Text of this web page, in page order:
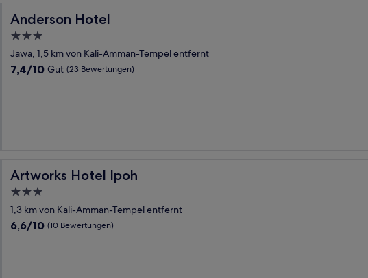
Anderson Hotel
Anderson Hotel
3.0-
Sterne-
Unterkunft
Jawa, 1,5 km von Kali-Amman-Tempel entfernt
7.4
7,4/10 Gut (23 Bewertungen)
Artworks Hotel Ipoh
Artworks Hotel Ipoh
3.0-
Sterne-
Unterkunft
1,3 km von Kali-Amman-Tempel entfernt
6.6
6,6/10 (10 Bewertungen)